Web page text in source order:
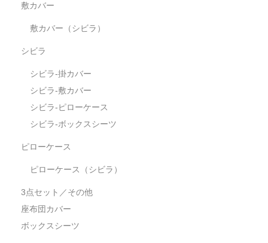
敷カバー
敷カバー（シビラ）
シビラ
シビラ-掛カバー
シビラ-敷カバー
シビラ-ピローケース
シビラ-ボックスシーツ
ピローケース
ピローケース（シビラ）
3点セット／その他
座布団カバー
ボックスシーツ